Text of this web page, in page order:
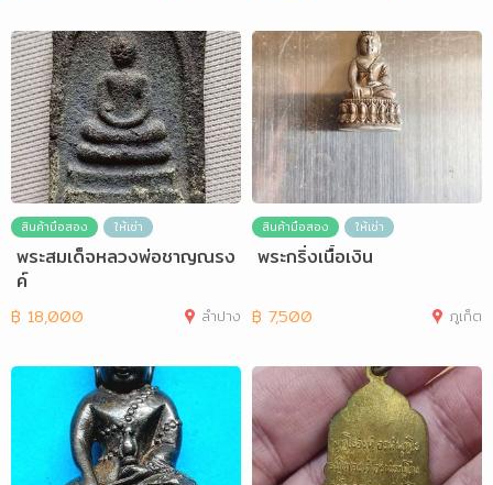
สินค้ามือสอง ให้เช่า
พระสมเด็จหลวงพ่อชาญณรง
ค์
฿ 18,000 ลำปาง
สินค้ามือสอง ให้เช่า
พระกริ่งเนื้อเงิน
฿ 7,500 ภูเก็ต